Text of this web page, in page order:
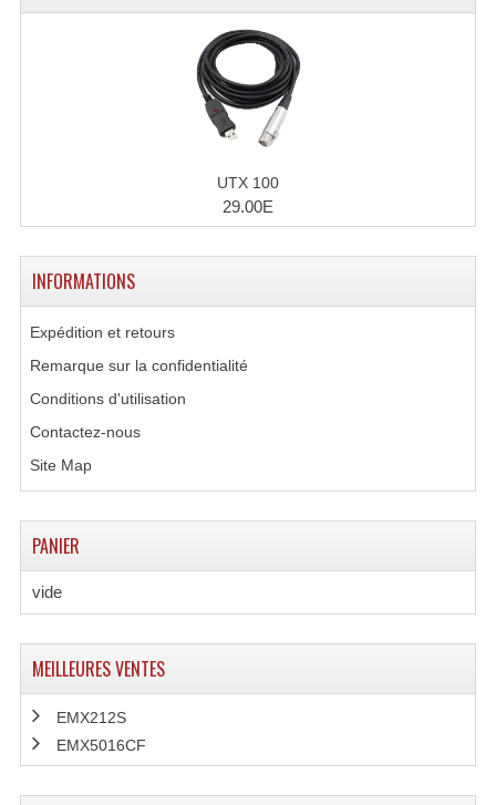
Lecteurs Cd À Plats Lecteur MP3
Lecteurs Double Cd Mixage Intégrée
Lecteurs Lasers Simple Et Mp3 (rack 19")
Microphones Scène Et Studio
Microphones Filaires
Micro Sans Fil HF VHF 200MHZ
Micro Sans Fil HF UHF 800MHZ
Multi-Effets, Reverbes Etc...
UTX 100
29.00E
INFORMATIONS
Expédition et retours
Remarque sur la confidentialité
Conditions d'utilisation
Contactez-nous
Site Map
PANIER
vide
MEILLEURES VENTES
EMX212S
EMX5016CF